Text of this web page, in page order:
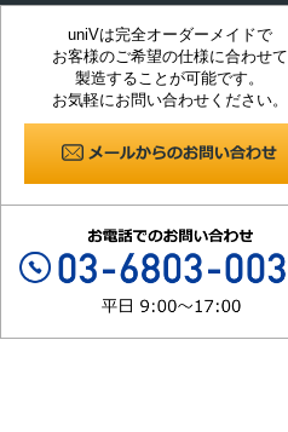
uniVは完全オーダーメイドで
お客様のご希望の仕様に合わせて
製造することが可能です。
お気軽にお問い合わせください。